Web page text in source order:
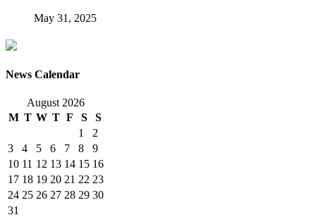
May 31, 2025
News Calendar
August 2026
M T W T F S
S
1
2
3
4 5 6 7 8
9
10 11 12 13 14 15 16
17 18 19 20 21 22 23
24 25 26 27 28 29 30
31